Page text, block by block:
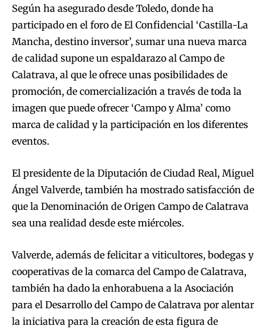
Según ha asegurado desde Toledo, donde ha
participado en el foro de El Confidencial ‘Castilla-La
Mancha, destino inversor’, sumar una nueva marca
de calidad supone un espaldarazo al Campo de
Calatrava, al que le ofrece unas posibilidades de
promoción, de comercialización a través de toda la
imagen que puede ofrecer ‘Campo y Alma’ como
marca de calidad y la participación en los diferentes
eventos.
El presidente de la Diputación de Ciudad Real, Miguel
Ángel Valverde, también ha mostrado satisfacción de
que la Denominación de Origen Campo de Calatrava
sea una realidad desde este miércoles.
Valverde, además de felicitar a viticultores, bodegas y
cooperativas de la comarca del Campo de Calatrava,
también ha dado la enhorabuena a la Asociación
para el Desarrollo del Campo de Calatrava por alentar
la iniciativa para la creación de esta figura de